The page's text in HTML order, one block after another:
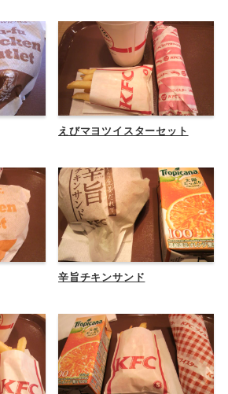
えびマヨツイスターセット
辛旨チキンサンド